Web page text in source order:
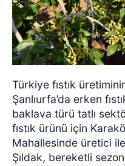
Türkiye fıstık
Şanlıurfa’da erken
baklava türü tatlı
fıstık ürünü için
Mahallesinde üretici
Şıldak, bereketli